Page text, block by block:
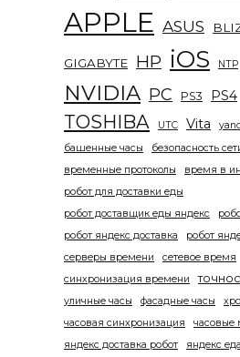
APPLE ASUS
GIGABYTE HP iOS NTP
NVIDIA PC PS3 PS4
TOSHIBA UTC Vita
башенные часы
безопасность
временные протоколы
время в
робот для доставки еды
робот доставщик еды яндекс
робот яндекс доставка
робот
серверы времени
сетевое время
синхронизация времени
уличные часы фасадные часы
часовая синхронизация
часовые
яндекс доставка робот
яндекс